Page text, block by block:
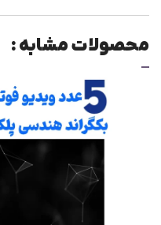
محصولات مشابه :